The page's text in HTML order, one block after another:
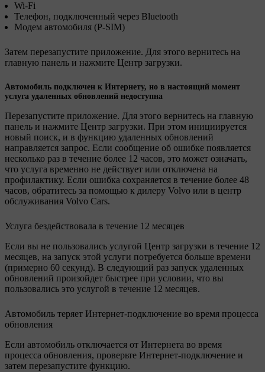
Wi-Fi
Телефон, подключенный через Bluetooth
Модем автомобиля (P-SIM)
Затем перезапустите приложение. Для этого вернитесь на
главную панель и нажмите Центр загрузки.
Автомобиль подключен к Интернету, но в настоящий момент
услуга удаленных обновлений недоступна
Перезапустите приложение. Для этого вернитесь на главную
панель и нажмите Центр загрузки. При этом инициируется
новый поиск, и в функцию удаленных обновлений
направляется запрос. Если сообщение об ошибке появляется
несколько раз в течение более 12 часов, это может означать,
что услуга временно не действует или отключена на
профилактику. Если ошибка сохраняется в течение более 48
часов, обратитесь за помощью к дилеру Volvo или в центр
обслуживания Volvo Cars.
Услуга бездействовала в течение 12 месяцев
Если вы не пользовались услугой Центр загрузки в течение 12
месяцев, на запуск этой услуги потребуется больше времени
(примерно 60 секунд). В следующий раз запуск удаленных
обновлений произойдет быстрее при условии, что вы
пользовались это услугой в течение 12 месяцев.
Автомобиль теряет Интернет-подключение во время процесса
обновления
Если автомобиль отключается от Интернета во время
процесса обновления, проверьте Интернет-подключение и
затем перезапустите функцию.